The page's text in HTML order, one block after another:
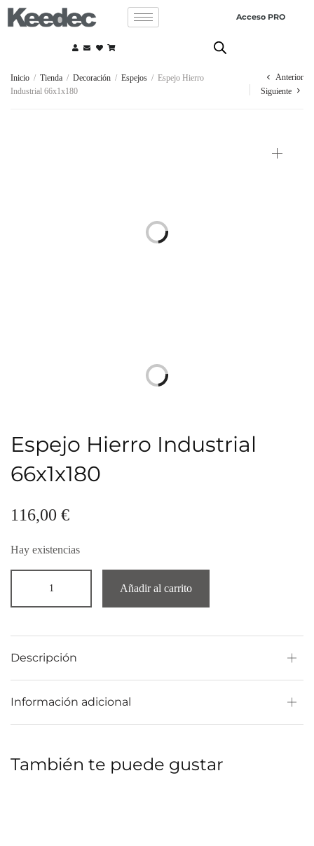
Acceso PRO
Inicio / Tienda / Decoración / Espejos / Espejo Hierro
Industrial 66x1x180
Anterior
Siguiente
Espejo Hierro Industrial
66x1x180
116,00€
Hay existencias
Añadir al carrito
Descripción
Información adicional
También te puede gustar